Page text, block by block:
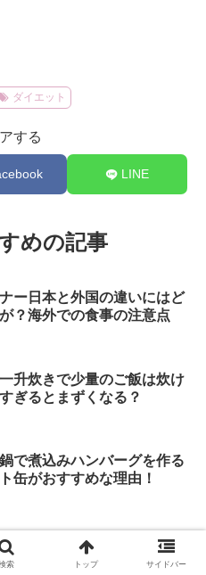
ダイエット
する
LINE
めの記事
ー日本と外国の違いにはど
？海外での食事の注意点
升炊きで少量のご飯は炊け
ぎるとまずくなる？
で煮込みハンバーグを作る
缶がおすすめな理由！
うフルーツはイチゴだけじ
四季のおすすめフルーツ
索 トップ サイドバー